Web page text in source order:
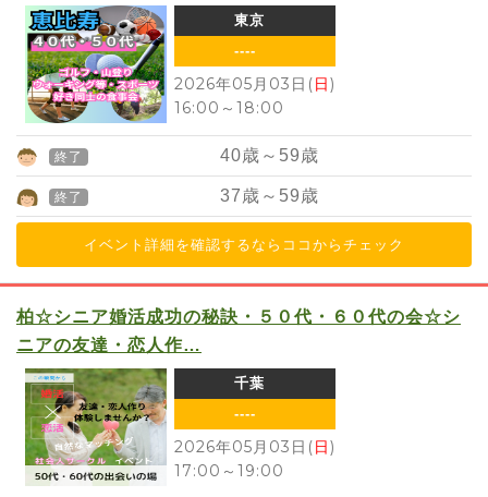
東京
----
2026年05月03日(日)
16:00 ～ 18:00
終了 40歳～ 59歳
終了 37歳～ 59歳
イベント詳細を確認するならココからチェック
柏☆シニア婚活成功の秘訣・５０代・６０代の会☆シ
ニアの友達・恋人作…
千葉
----
2026年05月03日(日)
17:00 ～ 19:00